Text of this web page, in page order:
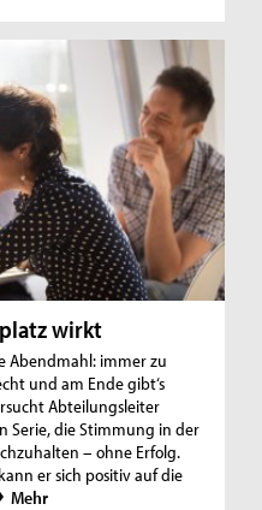
wirkt
Abendmahl: immer zu
und am Ende gibt‘s
Abteilungsleiter
Serie, die Stimmung in der
– ohne Erfolg.
er sich positiv auf die
Mehr